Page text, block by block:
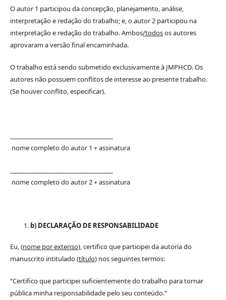
O autor 1 participou da concepção, planejamento, análise,
interpretação e redação do trabalho; e, o autor 2 participou na
interpretação e redação do trabalho. Ambos/todosos autores
aprovaram a versão final encaminhada.
O trabalho está sendo submetido exclusivamente à JMPHCD. Os
autores não possuem conflitos de interesse ao presente trabalho.
(Se houver conflito, especificar).
nome completo do autor 1 + assinatura
nome completo do autor 2 + assinatura
b) DECLARAÇÃO DE RESPONSABILIDADE
Eu, (nome por extenso), certifico que participei da autoria do
manuscrito intitulado (título) nos seguintes termos:
“Certifico que participei suficientemente do trabalho para tornar
pública minha responsabilidade pelo seu conteúdo.”